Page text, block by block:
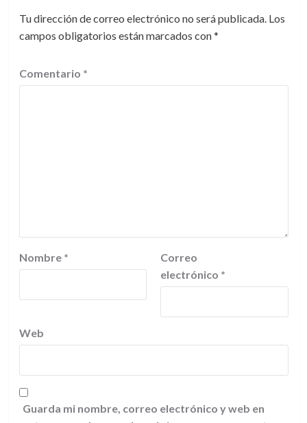
Tu dirección de correo electrónico no será publicada. Los
campos obligatorios están marcados con*
Comentario *
Nombre *
Correo
electrónico *
Web
Guarda mi nombre, correo electrónico y web en